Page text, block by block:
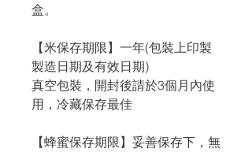
盒。
【米保存期限】一年(包裝上印製
製造日期及有效日期)
真空包裝，開封後請於3個月內使
用，冷藏保存最佳
【蜂蜜保存期限】妥善保存下，無